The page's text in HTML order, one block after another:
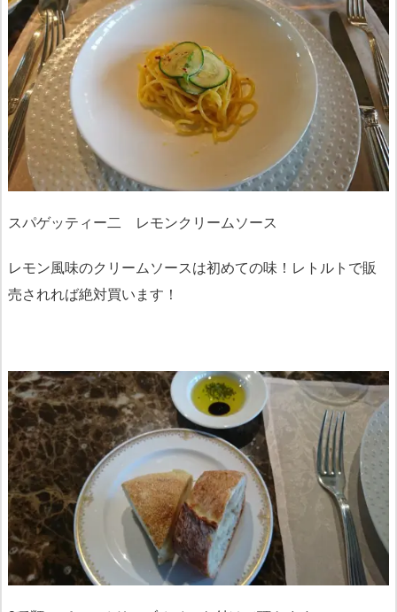
スパゲッティー二 レモンクリームソース
レモン風味のクリームソースは初めての味！レトルトで販
売されれば絶対買います！